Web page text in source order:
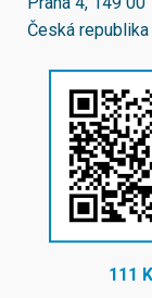
Česká republika
111